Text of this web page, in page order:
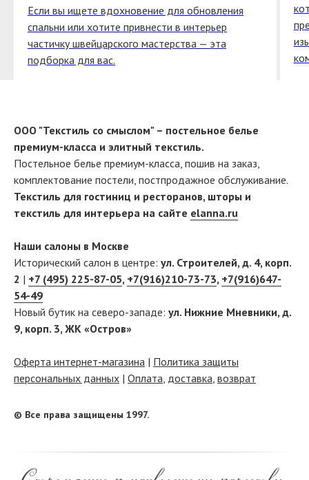
Если вы ищете вдохновение для обновления
спальни или хотите привнести в интерьер
частичку швейцарского мастерства — эта
подборка для вас.
ООО "Текстиль со смыслом" – постельное белье
премиум-класса и элитный текстиль.
Постельное белье премиум-класса, пошив на заказ,
комплектование постели, постпродажное обслуживание.
Текстиль для гостиниц и ресторанов, шторы и
текстиль для интерьера на сайте elanna.ru
Наши салоны в Москве
Исторический салон в центре: ул. Строителей, д. 4, корп.
2 | +7 (495) 225-87-05, +7(916)210-73-73, +7(916)647-
54-49
Новый бутик на северо-западе: ул. Нижние Мневники, д.
9, корп. 3, ЖК «Остров»
Оферта интернет-магазина | Политика защиты
персональных данных | Оплата, доставка, возврат
© Все права защищены 1997.